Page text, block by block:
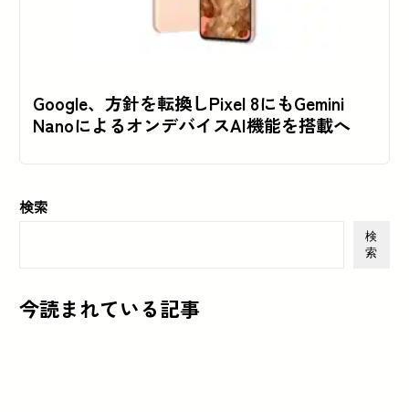
Google、方針を転換しPixel 8にもGemini
NanoによるオンデバイスAI機能を搭載へ
検索
検
索
今読まれている記事